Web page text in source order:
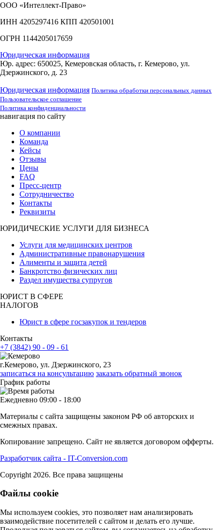
ООО «Интеллект-Право»
ИНН 4205297416 КПП 420501001
ОГРН 1144205017659
Юридическая информация
Юр. адрес: 650025, Кемеровская область, г. Кемерово, ул.
Дзержинского, д. 23
Юридическая информация Политика обработки персональных данных
Пользовательское соглашение
Политика конфиденциальности
навигация по сайту
О компании
Команда
Кейсы
Отзывы
Цены
FAQ
Пресс-центр
Сотрудничество
Контакты
Реквизиты
ЮРИДИЧЕСКИЕ УСЛУГИ ДЛЯ БИЗНЕСА
Услуги для медицинских центров
Административные правонарушения
Алименты и защита детей
Банкротство физических лиц
Раздел имущества супругов
ЮРИСТ В СФЕРЕ
НАЛОГОВ
Юрист в сфере госзакупок и тендеров
Контакты
+7 (3842) 90 - 09 - 61
г.Кемерово, ул. Дзержинского, 23
записаться на консультацию заказать обратный звонок
График работы
Ежедневно 09:00 - 18:00
Материалы с сайта защищены законом РФ об авторских и
смежных правах.
Копирование запрещено. Сайт не является договором офферты.
Разработчик сайта - IT-Conversion.com
Copyright 2026. Все права защищены
Файлы cookie
Мы используем cookies, это позволяет нам анализировать
взаимодействие посетителей с сайтом и делать его лучше.